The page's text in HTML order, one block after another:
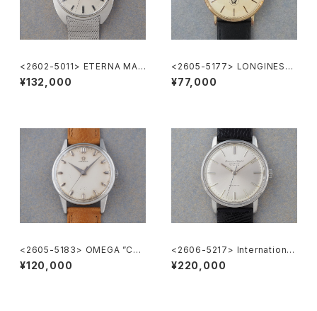
<2602-5011> ETERNA MAT
IC 3003
¥132,000
<2605-5177> LONGINES
”大正製薬”
¥77,000
<2605-5183> OMEGA ”Cal.
285"
¥120,000
<2606-5217> International
National Co. "TURLER"
¥220,000